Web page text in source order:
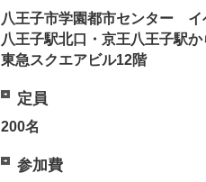
八王子市学園都市センター イ
八王子駅北口・京王八王子駅
東急スクエアビル12階
定員
200名
参加費